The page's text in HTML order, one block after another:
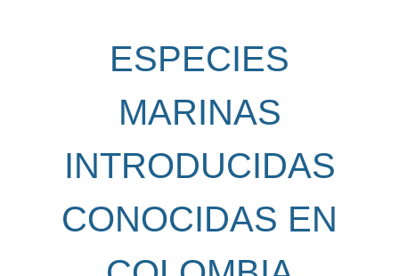
ESPECIES
MARINAS
INTRODUCIDAS
CONOCIDAS EN